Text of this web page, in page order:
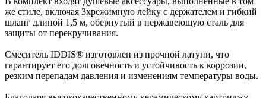
же стиле, включая 3хрежимную лейку с держателем и гибкий
шланг длиной 1,5 м, обернутый в нержавеющую сталь для
защиты от перекручивания.
Смеситель IDDIS® изготовлен из прочной латуни, что
гарантирует его долговечность и устойчивость к коррозии,
резким перепадам давления и изменениям температуры воды.